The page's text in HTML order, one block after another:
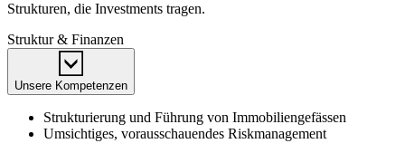
Strukturen, die Investments tragen.
Struktur & Finanzen
Unsere Kompetenzen
Strukturierung und Führung von Immobiliengefässen
Umsichtiges, vorausschauendes Riskmanagement